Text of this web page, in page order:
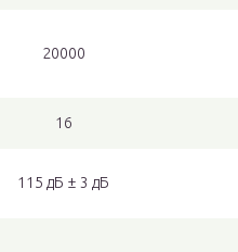
20000
16
115 дБ ± 3 дБ